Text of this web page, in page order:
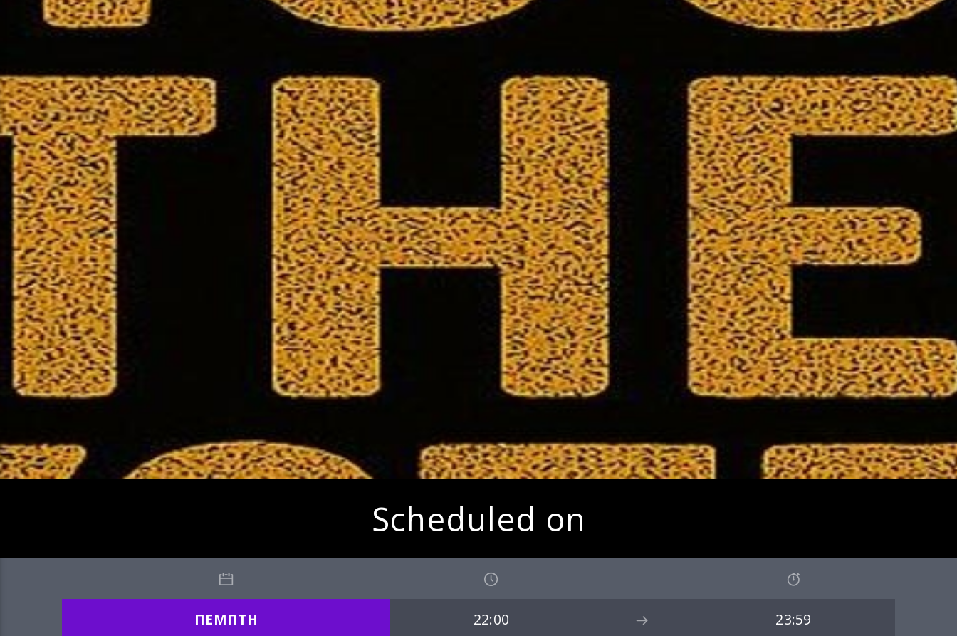
Scheduled on
ΠΕΜΠΤΗ 22:00 23:59